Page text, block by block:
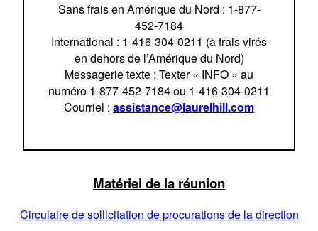
Sans frais en Amérique du Nord : 1-877-
452-7184
International : 1-416-304-0211 (à frais virés
en dehors de l’Amérique du Nord)
Messagerie texte : Texter « INFO » au
numéro 1-877-452-7184 ou 1-416-304-0211
Courriel : assistance@laurelhill.com
Matériel de la réunion
Circulaire de sollicitation de procurations de la direction